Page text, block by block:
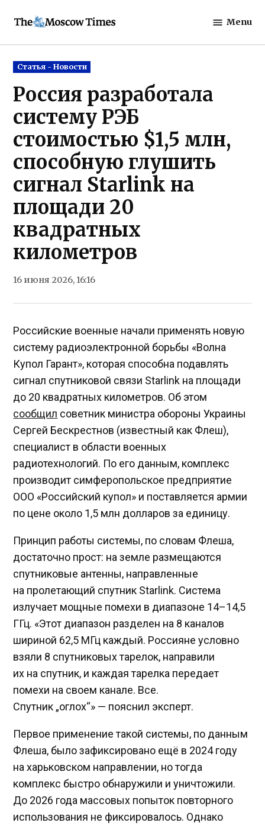
Moscow
Menu
Posted
in
Статья - Новости
Россия разработала
систему РЭБ
стоимостью $1,5 млн,
способную глушить
сигнал Starlink на
площади 20
квадратных
километров
16 июня 2026, 16:16
Российские военные начали применять новую
систему радиоэлектронной борьбы «Волна
Купол Гарант», которая способна подавлять
сигнал спутниковой связи Starlink на площади
до 20 квадратных километров. Об этом
сообщил советник министра обороны Украины
Сергей Бескрестнов (известный как Флеш),
специалист в области военных
радиотехнологий. По его данным, комплекс
производит симферопольское предприятие
ООО «Российский купол» и поставляется армии
по цене около 1,5 млн долларов за единицу.
Принцип работы системы, по словам Флеша,
достаточно прост: на земле размещаются
спутниковые антенны, направленные
на пролетающий спутник Starlink. Система
излучает мощные помехи в диапазоне 14–14,5
ГГц. «Этот диапазон разделен на 8 каналов
шириной 62,5 МГц каждый. Россияне условно
взяли 8 спутниковых тарелок, направили
их на спутник, и каждая тарелка передает
помехи на своем канале. Все.
Спутник „оглох“» — пояснил эксперт.
Первое применение такой системы, по данным
Флеша, было зафиксировано ещё в 2024 году
на харьковском направлении, но тогда
комплекс быстро обнаружили и уничтожили.
До 2026 года массовых попыток повторного
использования не фиксировалось. Однако